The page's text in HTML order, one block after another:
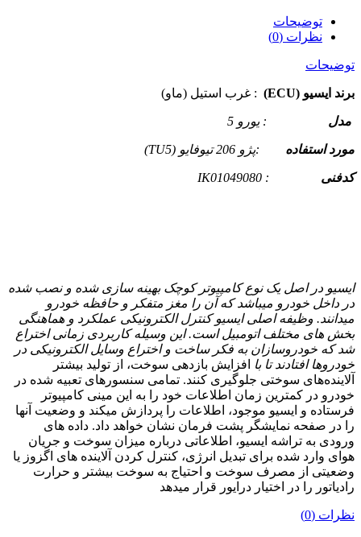
توضیحات
نظرات (0)
توضیحات
برند ایسیو (ECU) : غرب استیل (ماو)
مدل : یورو 5
مورد استفاده :پژو 206 تیوفایو (TU5)
کدفنی : IK01049080
ایسیو در اصل یک نوع کامپیوتر کوچک بهینه سازی شده و نصب شده
در داخل خودرو میباشد که آن را مغز متفکر و حافظه خودرو
میدانند. وظیفه اصلی ایسیو کنترل الکترونیکی عملکرد و هماهنگی
بخش های مختلف اتومبیل است. این وسیله کاربردی زمانی اختراع
شد که خودروسازان به فکر ساخت و اختراع وسایل الکترونیکی در
خودروها افتادند تا با
افزایش بازدهی سوخت، از تولید بیشتر
آلاینده‌های سوختی جلوگیری کنند. تمامی سنسورهای تعبیه شده در
خودرو در کمترین زمان اطلاعات خود را به این مینی کامپیوتر
فرستاده و ایسیو موجود، اطلاعات را پردازش میکند و وضعیت آنها
را در صفحه نمایشگر پشت فرمان نشان خواهد داد. داده های
ورودی به تراشه ایسیو، اطلاعاتی درباره میزان سوخت و جریان
هوای وارد شده برای تبدیل انرژی، کنترل کردن آلاینده های اگزوز یا
وضعیتی از مصرف سوخت و احتیاج به سوخت بیشتر و حرارت
رادیاتور را در اختیار درایور قرار میدهد
نظرات (0)